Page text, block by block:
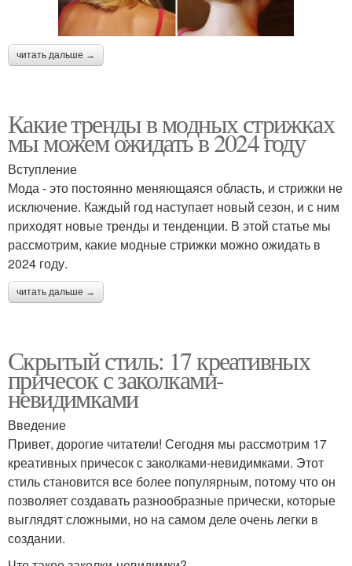
читать дальше →
Какие тренды в модных стрижках
мы можем ожидать в 2024 году
Вступление
Мода - это постоянно меняющаяся область, и стрижки не
исключение. Каждый год наступает новый сезон, и с ним
приходят новые тренды и тенденции. В этой статье мы
рассмотрим, какие модные стрижки можно ожидать в
2024 году.
читать дальше →
Скрытый стиль: 17 креативных
причесок с заколками-
невидимками
Введение
Привет, дорогие читатели! Сегодня мы рассмотрим 17
креативных причесок с заколками-невидимками. Этот
стиль становится все более популярным, потому что он
позволяет создавать разнообразные прически, которые
выглядят сложными, но на самом деле очень легки в
создании.